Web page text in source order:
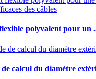
polyvalent pour un
calcul du diamètre